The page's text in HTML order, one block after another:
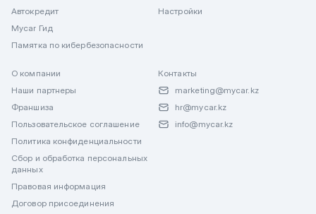
Автокредит
Mycar Гид
Памятка по кибербезопасности
Настройки
О компании
Наши партнеры
Франшиза
Пользовательское соглашение
Политика конфиденциальности
Сбор и обработка персональных
данных
Правовая информация
Договор присоединения
Контакты
marketing@mycar.kz
hr@mycar.kz
info@mycar.kz